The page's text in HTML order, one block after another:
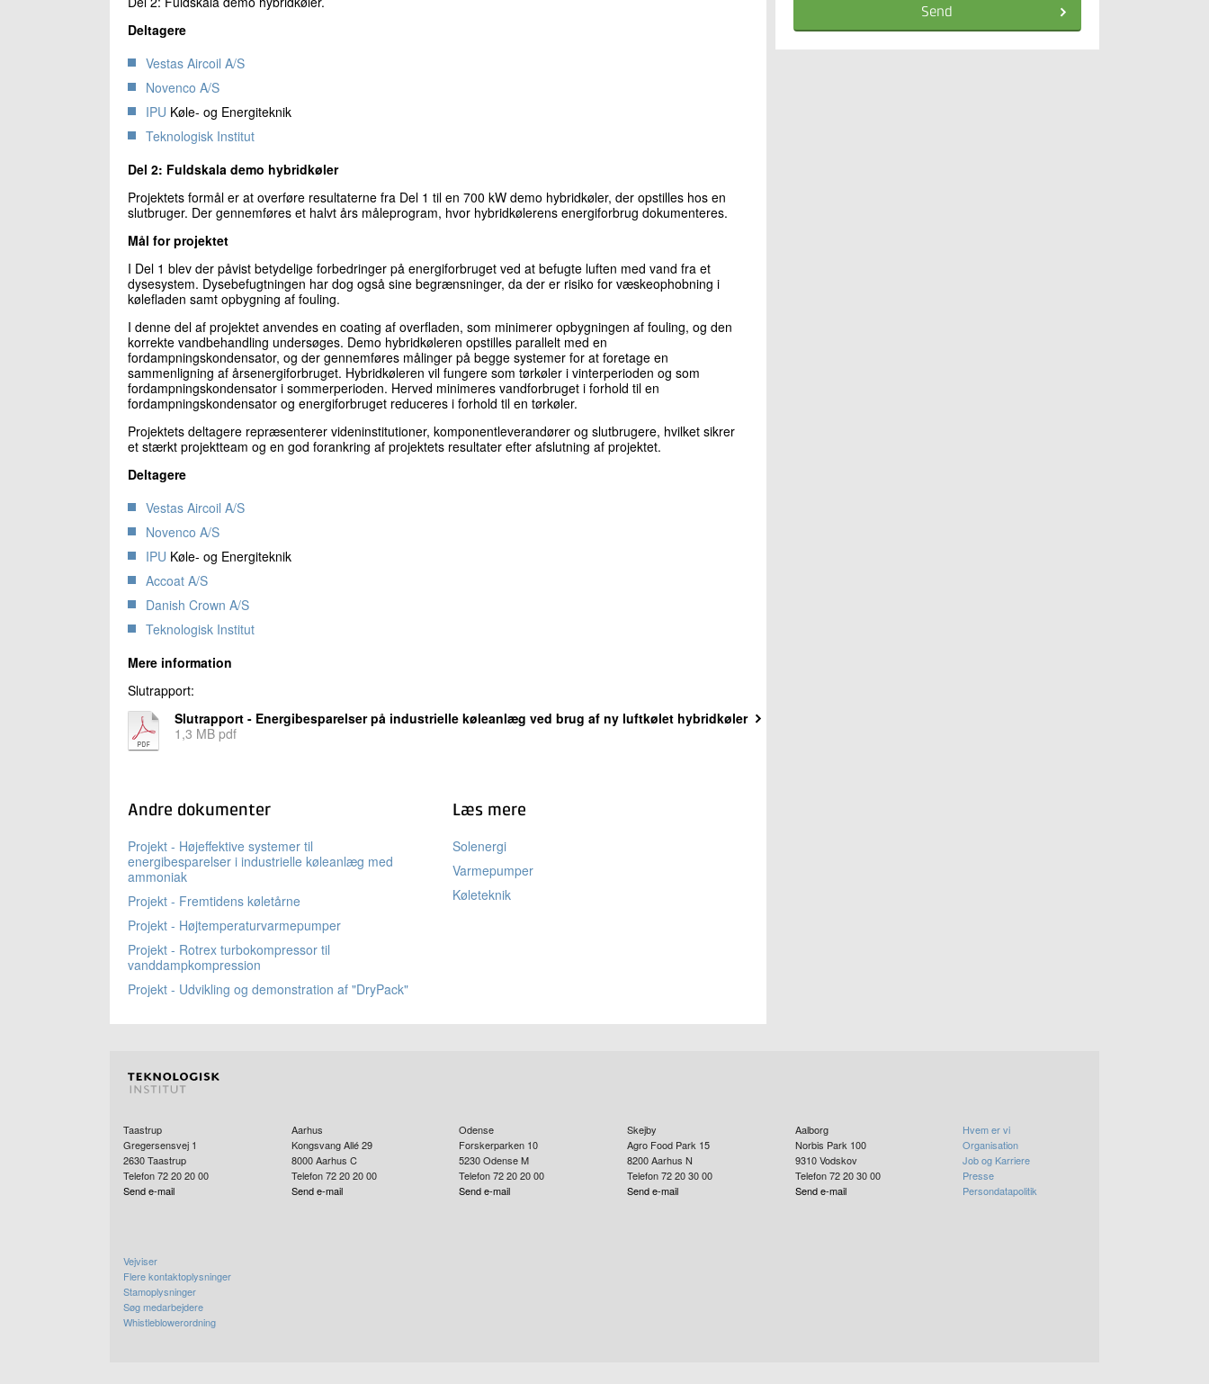
Deltagere
Vestas Aircoil A/S
Novenco A/S
IPU Køle- og Energiteknik
Teknologisk Institut
Del 2: Fuldskala demo hybridkøler
Projektets formål er at overføre resultaterne fra Del 1 til en 700 kW demo hybridkøler, der opstilles hos en
slutbruger. Der gennemføres et halvt års måleprogram, hvor hybridkølerens energiforbrug dokumenteres.
Mål for projektet
I Del 1 blev der påvist betydelige forbedringer på energiforbruget ved at befugte luften med vand fra et
dysesystem. Dysebefugtningen har dog også sine begrænsninger, da der er risiko for væskeophobning i
kølefladen samt opbygning af fouling.
I denne del af projektet anvendes en coating af overfladen, som minimerer opbygningen af fouling, og den
korrekte vandbehandling undersøges. Demo hybridkøleren opstilles parallelt med en
fordampningskondensator, og der gennemføres målinger på begge systemer for at foretage en
sammenligning af årsenergiforbruget. Hybridkøleren vil fungere som tørkøler i vinterperioden og som
fordampningskondensator i sommerperioden. Herved minimeres vandforbruget i forhold til en
fordampningskondensator og energiforbruget reduceres i forhold til en tørkøler.
Projektets deltagere repræsenterer videninstitutioner, komponentleverandører og slutbrugere, hvilket sikrer
et stærkt projektteam og en god forankring af projektets resultater efter afslutning af projektet.
Deltagere
Vestas Aircoil A/S
Novenco A/S
IPU Køle- og Energiteknik
Accoat A/S
Danish Crown A/S
Teknologisk Institut
Mere information
Slutrapport:
Slutrapport - Energibesparelser på industrielle køleanlæg ved brug af ny luftkølet hybridkøler
1,3 MB pdf
Andre dokumenter
Projekt - Højeffektive systemer til
energibesparelser i industrielle køleanlæg med
ammoniak
Projekt - Fremtidens køletårne
Projekt - Højtemperaturvarmepumper
Projekt - Rotrex turbokompressor til
vanddampkompression
Projekt - Udvikling og demonstration af "DryPack"
Læs mere
Solenergi
Varmepumper
Køleteknik
Send
Taastrup
Gregersensvej 1
2630Taastrup
Telefon 72 20 20 00
Send e-mail
Aarhus
Kongsvang Allé 29
8000 Aarhus C
Telefon 72 20 20 00
Send e-mail
Odense
Forskerparken 10
5230 Odense M
Telefon 72 20 20 00
Send e-mail
Skejby
Agro Food Park 15
8200Aarhus N
Telefon 72 20 30 00
Send e-mail
Aalborg
Norbis Park 100
9310 Vodskov
Telefon 72 20 30 00
Send e-mail
Hvem er vi
Organisation
Job og Karriere
Presse
Persondatapolitik
Vejviser
Flere kontaktoplysninger
Stamoplysninger
Søg medarbejdere
Whistleblowerordning